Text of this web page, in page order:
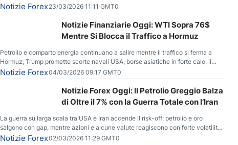
entrano in correzione; il petrolio greggio resta stabile.
Notizie Forex23/03/2026 11:11 GMT0
Notizie Finanziarie Oggi: WTI Sopra 76$
Mentre Si Blocca il Traffico a Hormuz
Petrolio e comparto energia continuano a salire mentre il traffico si ferma a
Hormuz; Trump promette scorte navali USA; borse asiatiche in forte calo; il
rialzo del gas naturale mette pressione all’euro.
Notizie Forex04/03/2026 09:17 GMT0
Notizie Forex Oggi: Il Petrolio Greggio Balza
di Oltre il 7% con la Guerra Totale con l’Iran
La guerra su larga scala tra USA e Iran accende il risk-off: petrolio e oro
salgono con gap, mentre azioni e alcune valute reagiscono con forte volatilità
e nuovi livelli da monitorare.
Notizie Forex02/03/2026 11:29 GMT0